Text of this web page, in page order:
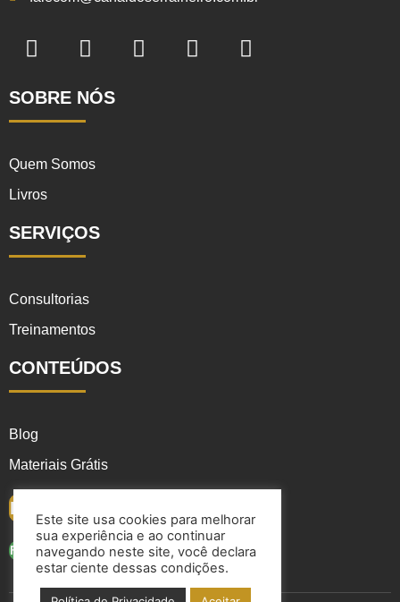
SOBRE NÓS
Quem Somos
Livros
SERVIÇOS
Consultorias
Treinamentos
CONTEÚDOS
Blog
Materiais Grátis
FALE CONOSCO
FALAR NO WHATSAPP
Este site usa cookies para melhorar
sua experiência e ao continuar
navegando neste site, você declara
estar ciente dessas condições.